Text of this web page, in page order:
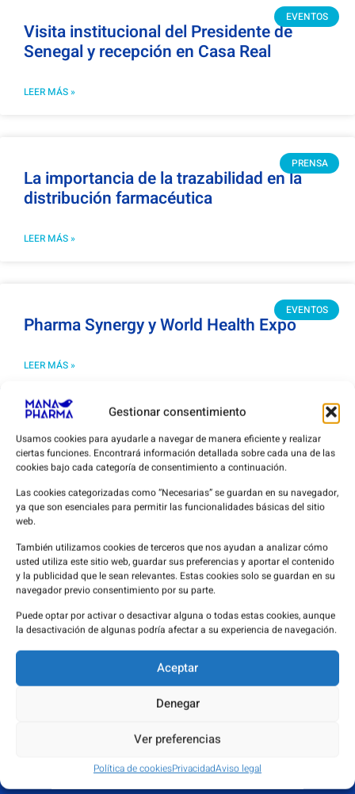
Gestionar consentimiento
Usamos cookies para ayudarle a navegar de manera eficiente y realizar
ciertas funciones. Encontrará información detallada sobre cada una de las
cookies bajo cada categoría de consentimiento a continuación.
Las cookies categorizadas como “Necesarias” se guardan en su navegador,
ya que son esenciales para permitir las funcionalidades básicas del sitio
web.
También utilizamos cookies de terceros que nos ayudan a analizar cómo
usted utiliza este sitio web, guardar sus preferencias y aportar el contenido
y la publicidad que le sean relevantes. Estas cookies solo se guardan en su
navegador previo consentimiento por su parte.
Puede optar por activar o desactivar alguna o todas estas cookies, aunque
la desactivación de algunas podría afectar a su experiencia de navegación.
Aceptar
Denegar
Ver preferencias
Política de cookiesPrivacidadAviso legal
EVENTOS
Visita institucional del Presidente de
Senegal y recepción en Casa Real
LEER MÁS »
PRENSA
La importancia de la trazabilidad en la
distribución farmacéutica
LEER MÁS »
EVENTOS
Pharma Synergy y World Health Expo
LEER MÁS »
Productos
Ofrecemos una
amplia gama de
productos en el sector
sanitario, desde
medicamentos y API
hasta productos
sanitarios y equipos
de laboratorio
Medicamentos
Productos sanitarios